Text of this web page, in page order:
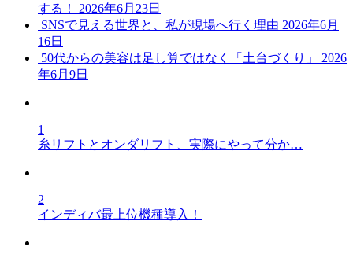
する！
2026年6月23日
SNSで見える世界と、私が現場へ行く理由 2026年6月
16日
50代からの美容は足し算ではなく「土台づくり」
2026
年6月9日
1
糸リフトとオンダリフト、実際にやって分か…
2
インディバ最上位機種導入！